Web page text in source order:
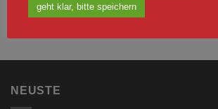
NEUSTE
geht klar, bitte speichern